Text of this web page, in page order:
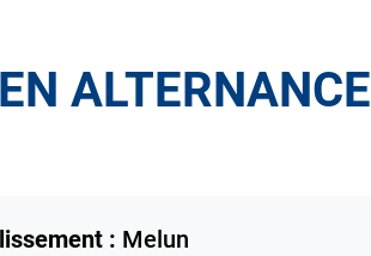
ALTERNANCE
: Melun